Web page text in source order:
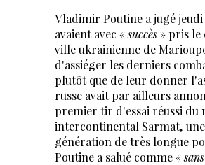
Vladimir Poutine a jugé jeudi
avaient avec «succès» pris le
ville ukrainienne de
d'assiéger les derniers
plutôt que de leur donner
russe avait par ailleurs
premier tir d'essai réussi du
intercontinental Sarmat,
génération de très longue
Poutine a salué comme «